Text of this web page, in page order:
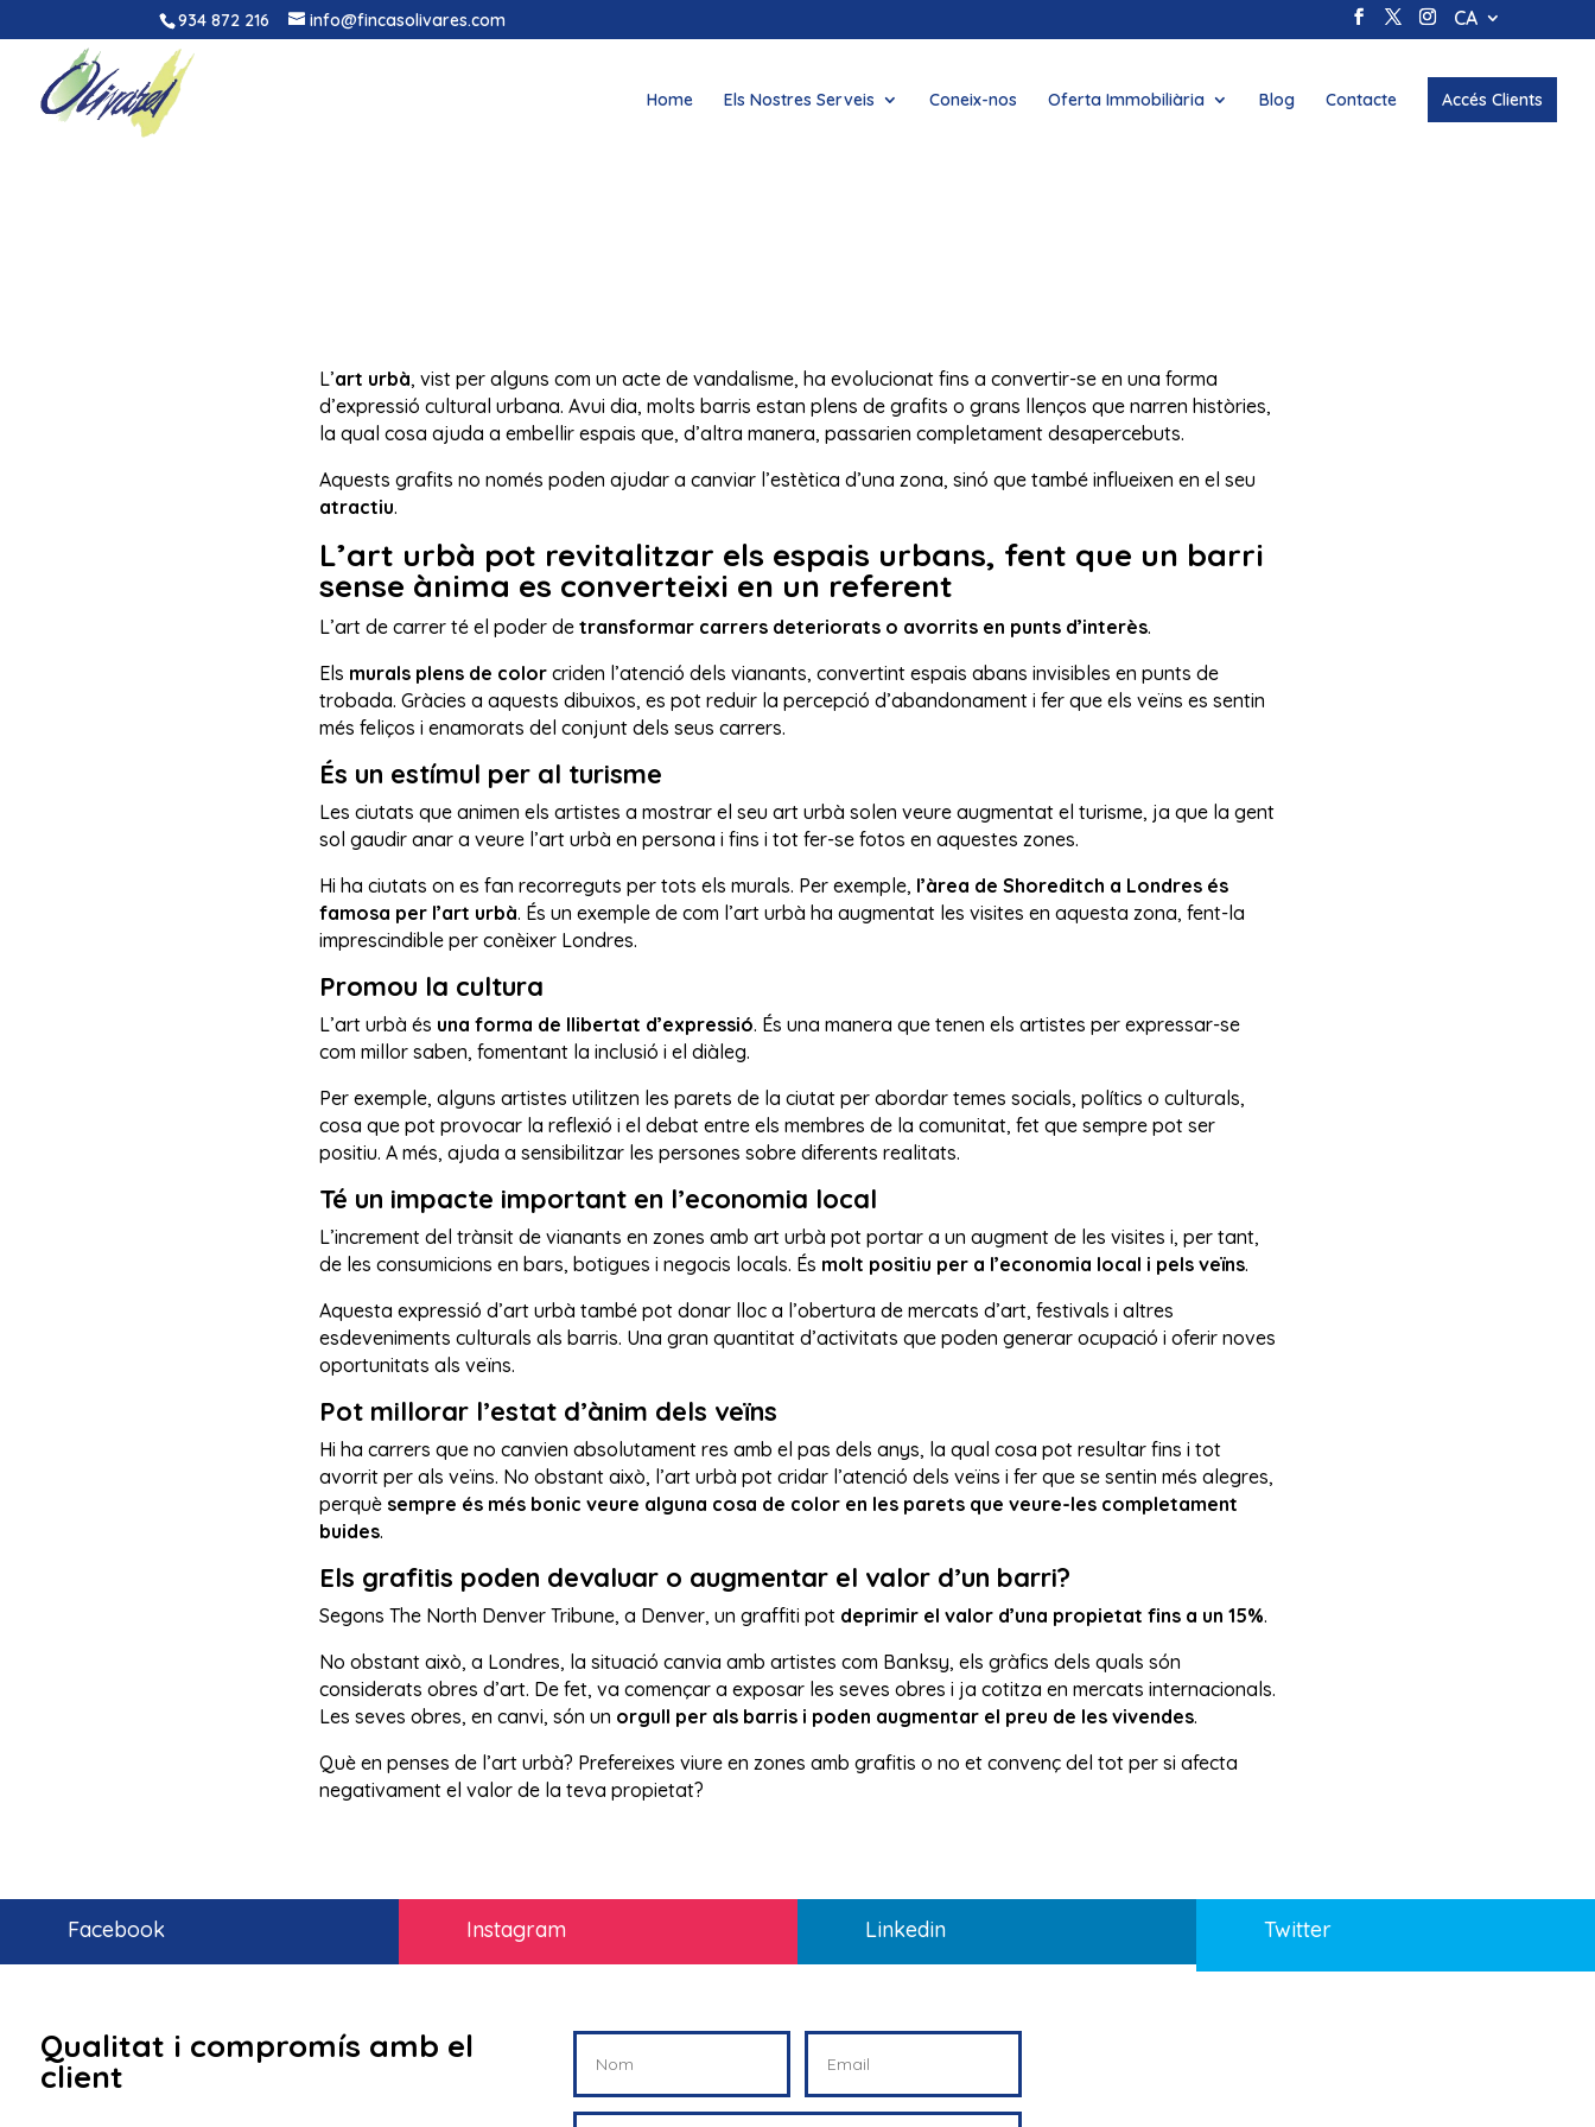
934 872 216 info@fincasolivares.com CA
Home Els Nostres Serveis Coneix-nos Oferta Immobiliària Blog Contacte Accés Clients
L’art urbà, vist per alguns com un acte de vandalisme, ha evolucionat fins a convertir-se en una forma
d’expressió cultural urbana. Avui dia, molts barris estan plens de grafits o grans llenços que narren històries,
la qual cosa ajuda a embellir espais que, d’altra manera, passarien completament desapercebuts.
Aquests grafits no només poden ajudar a canviar l’estètica d’una zona, sinó que també influeixen en el seu
atractiu.
L’art urbà pot revitalitzar els espais urbans, fent que un barri
sense ànima es converteixi en un referent
L’art de carrer té el poder de transformar carrers deteriorats o avorrits en punts d’interès.
Els murals plens de colorcriden l’atenció dels vianants, convertint espais abans invisibles en punts de
trobada. Gràcies a aquests dibuixos, es pot reduir la percepció d’abandonament i fer que els veïns es sentin
més feliços i enamorats del conjunt dels seus carrers.
És un estímul per al turisme
Les ciutats que animen els artistes a mostrar el seu art urbà solen veure augmentat el turisme, ja que la gent
sol gaudir anar a veure l’art urbà en persona i fins i tot fer-se fotos en aquestes zones.
Hi ha ciutats on es fan recorreguts per tots els murals. Per exemple, l’àrea de Shoreditch a Londres és
famosa per l’art urbà. És un exemple de com l’art urbà ha augmentat les visites en aquesta zona, fent-la
imprescindible per conèixer Londres.
Promou la cultura
L’art urbà és una forma de llibertat d’expressió. És una manera que tenen els artistes per expressar-se
com millor saben, fomentant la inclusió i el diàleg.
Per exemple, alguns artistes utilitzen les parets de la ciutat per abordar temes socials, polítics o culturals,
cosa que pot provocar la reflexió i el debat entre els membres de la comunitat, fet que sempre pot ser
positiu. A més, ajuda a sensibilitzar les persones sobre diferents realitats.
Té un impacte important en l’economia local
L’increment del trànsit de vianants en zones amb art urbà pot portar a un augment de les visites i, per tant,
de les consumicions en bars, botigues i negocis locals. És molt positiu per a l’economia local i pels veïns.
Aquesta expressió d’art urbà també pot donar lloc a l’obertura de mercats d’art, festivals i altres
esdeveniments culturals als barris. Una gran quantitat d’activitats que poden generar ocupació i oferir noves
oportunitats als veïns.
Pot millorar l’estat d’ànim dels veïns
Hi ha carrers que no canvien absolutament res amb el pas dels anys, la qual cosa pot resultar fins i tot
avorrit per als veïns. No obstant això, l’art urbà pot cridar l’atenció dels veïns i fer que se sentin més alegres,
perquè sempre és més bonic veure alguna cosa de color en les parets que veure-les completament
buides.
Els grafitis poden devaluar o augmentar el valor d’un barri?
Segons The North Denver Tribune, a Denver, un graffiti pot deprimir el valor d’una propietat fins a un 15%.
No obstant això, a Londres, la situació canvia amb artistes com Banksy, els gràfics dels quals són
considerats obres d’art. De fet, va començar a exposar les seves obres i ja cotitza en mercats internacionals.
Les seves obres, en canvi, són un orgull per als barris i poden augmentar el preu de les vivendes.
Què en penses de l’art urbà? Prefereixes viure en zones amb grafitis o no et convenç del tot per si afecta
negativament el valor de la teva propietat?
Facebook Instagram Linkedin Twitter
Qualitat i compromís amb el
client